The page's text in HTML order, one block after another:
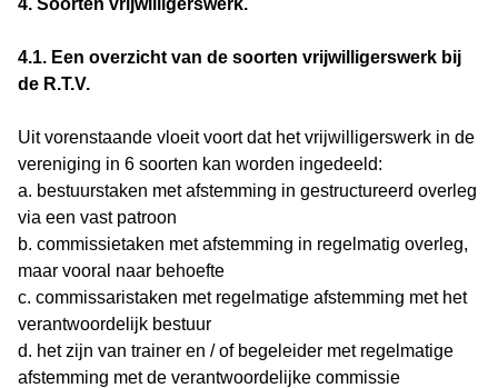
4. Soorten vrijwilligerswerk.
4.1. Een overzicht van de soorten vrijwilligerswerk bij
de R.T.V.
Uit vorenstaande vloeit voort dat het vrijwilligerswerk in de
vereniging in 6 soorten kan worden ingedeeld:
a. bestuurstaken met afstemming in gestructureerd overleg
via een vast patroon
b. commissietaken met afstemming in regelmatig overleg,
maar vooral naar behoefte
c. commissaristaken met regelmatige afstemming met het
verantwoordelijk bestuur
d. het zijn van trainer en / of begeleider met regelmatige
afstemming met de verantwoordelijke commissie